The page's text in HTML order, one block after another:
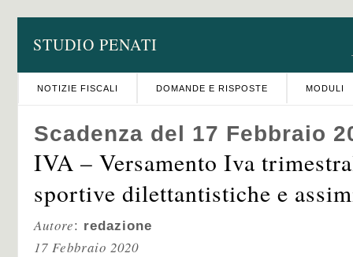
STUDIO PENATI
NOTIZIE FISCALI DOMANDE E RISPOSTE MODULI
Scadenza del 17 Febbraio
IVA – Versamento Iva
sportive dilettantistiche e
Autore: redazione
17 Febbraio 2020